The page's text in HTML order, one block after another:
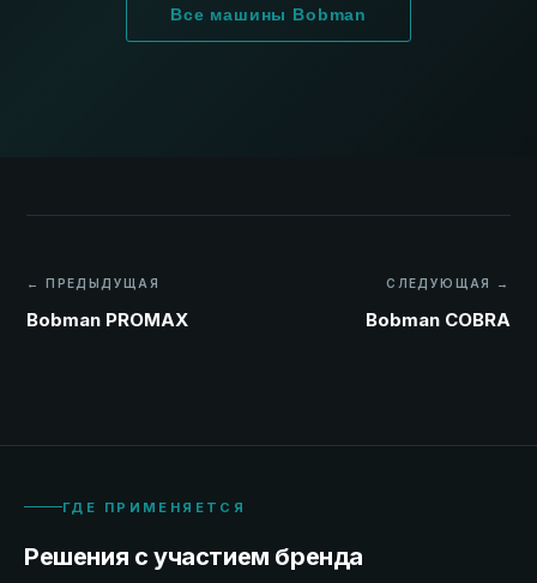
Все машины Bobman
← ПРЕДЫДУЩАЯ
Bobman PROMAX
СЛЕДУЮЩАЯ →
Bobman COBRA
ГДЕ ПРИМЕНЯЕТСЯ
Решения с участием бренда